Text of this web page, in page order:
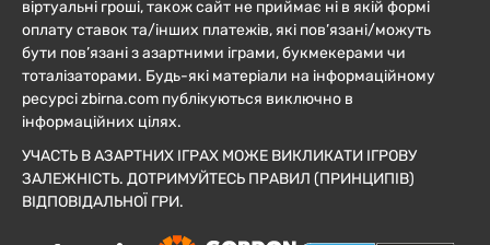
віртуальні гроші, також сайт не приймає ні в якій формі
оплату ставок та/інших платежів, які пов’язані/можуть
бути пов’язані з азартними іграми, букмекерами чи
тоталізаторами. Будь-які матеріали на інформаційному
ресурсі zbirna.com публікуються виключно в
інформаційних цілях.
УЧАСТЬ В АЗАРТНИХ ІГРАХ МОЖЕ ВИКЛИКАТИ ІГРОВУ
ЗАЛЕЖНІСТЬ. ДОТРИМУЙТЕСЬ ПРАВИЛ (ПРИНЦИПІВ)
ВІДПОВІДАЛЬНОЇ ГРИ.